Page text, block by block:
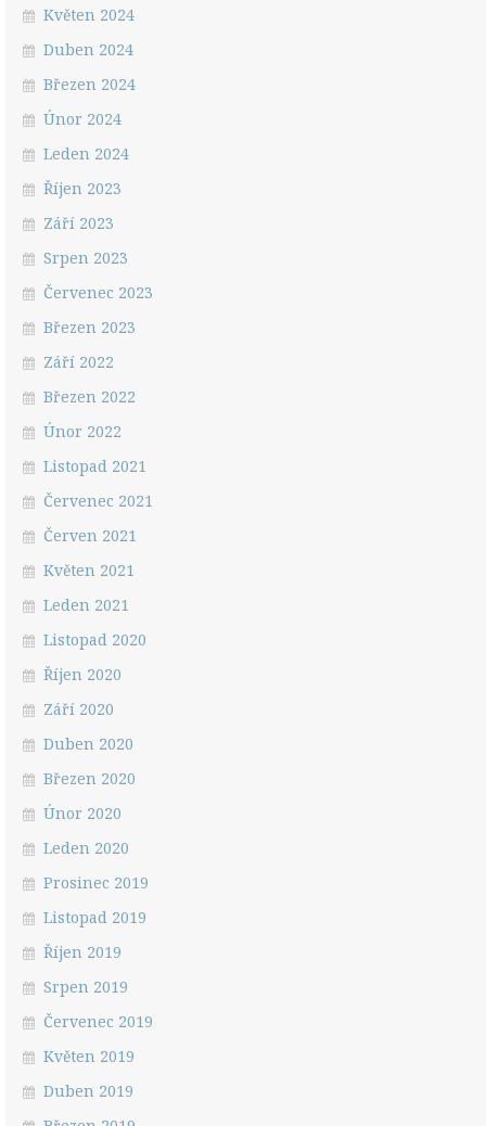
Květen 2024
Duben 2024
Březen 2024
Únor 2024
Leden 2024
Říjen 2023
Září 2023
Srpen 2023
Červenec 2023
Březen 2023
Září 2022
Březen 2022
Únor 2022
Listopad 2021
Červenec 2021
Červen 2021
Květen 2021
Leden 2021
Listopad 2020
Říjen 2020
Září 2020
Duben 2020
Březen 2020
Únor 2020
Leden 2020
Prosinec 2019
Listopad 2019
Říjen 2019
Srpen 2019
Červenec 2019
Květen 2019
Duben 2019